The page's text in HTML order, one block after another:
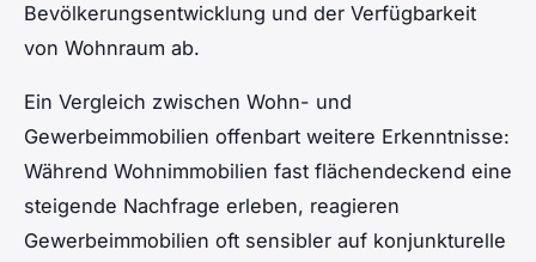
Bevölkerungsentwicklung und der Verfügbarkeit
von Wohnraum ab.
Ein Vergleich zwischen Wohn- und
Gewerbeimmobilien offenbart weitere Erkenntnisse:
Während Wohnimmobilien fast flächendeckend eine
steigende Nachfrage erleben, reagieren
Gewerbeimmobilien oft sensibler auf konjunkturelle